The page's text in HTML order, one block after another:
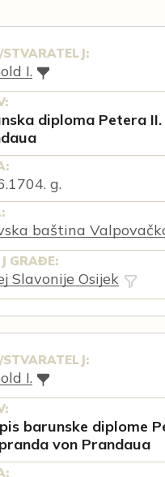
I.
diploma Petera
g.
baština
GRAĐE:
Slavonije Osijek
I.
barunske diplome
von Prandaua